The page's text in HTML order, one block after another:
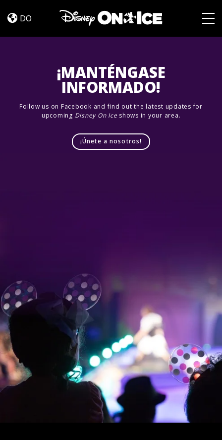
In!DO
¡MANTÉNGASE
INFORMADO!
Follow us on Facebook and find out the latest updates for
upcoming Disney On Iceshows in your area.
¡Únete a nosotros!